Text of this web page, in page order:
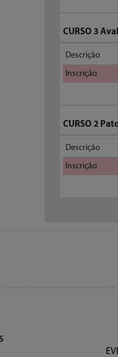
CURSO 3
Descrição
Inscrição
CURSO 2
Descrição
Inscrição